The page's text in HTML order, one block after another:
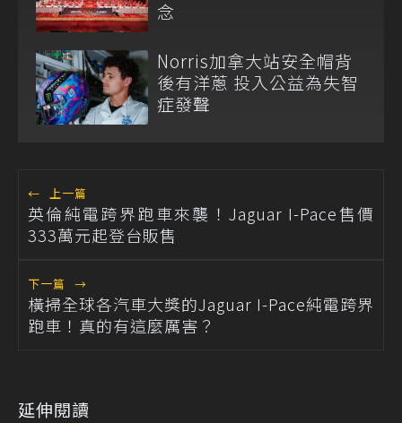
念
Norris加拿大站安全帽背
後有洋蔥 投入公益為失智
症發聲
← 上一篇
英倫純電跨界跑車來襲！Jaguar I-Pace售價
333萬元起登台販售
下一篇 →
橫掃全球各汽車大獎的Jaguar I-Pace純電跨界
跑車！真的有這麼厲害？
延伸閱讀